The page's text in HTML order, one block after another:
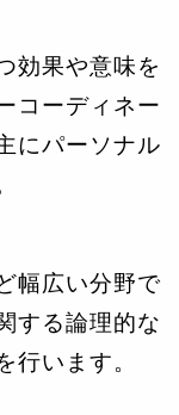
効果や意味を
コーディネー
にパーソナル
幅広い分野で
する論理的な
行います。